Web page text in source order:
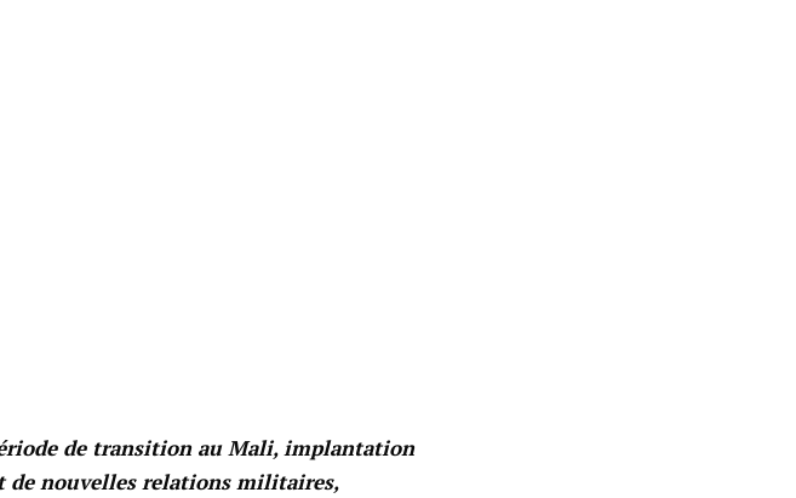
de transition au Mali, implantation
de nouvelles relations militaires,